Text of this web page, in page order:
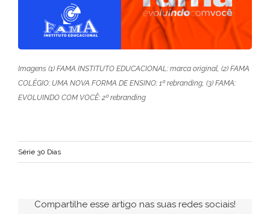
Imagens (1) FAMA INSTITUTO EDUCACIONAL: marca original, (2) FAMA
COLÉGIO: UMA NOVA FORMA DE ENSINO: 1º rebranding, (3) FAMA:
EVOLUINDO COM VOCÊ: 2º rebranding
Série 30 Dias
Compartilhe esse artigo nas suas redes sociais!